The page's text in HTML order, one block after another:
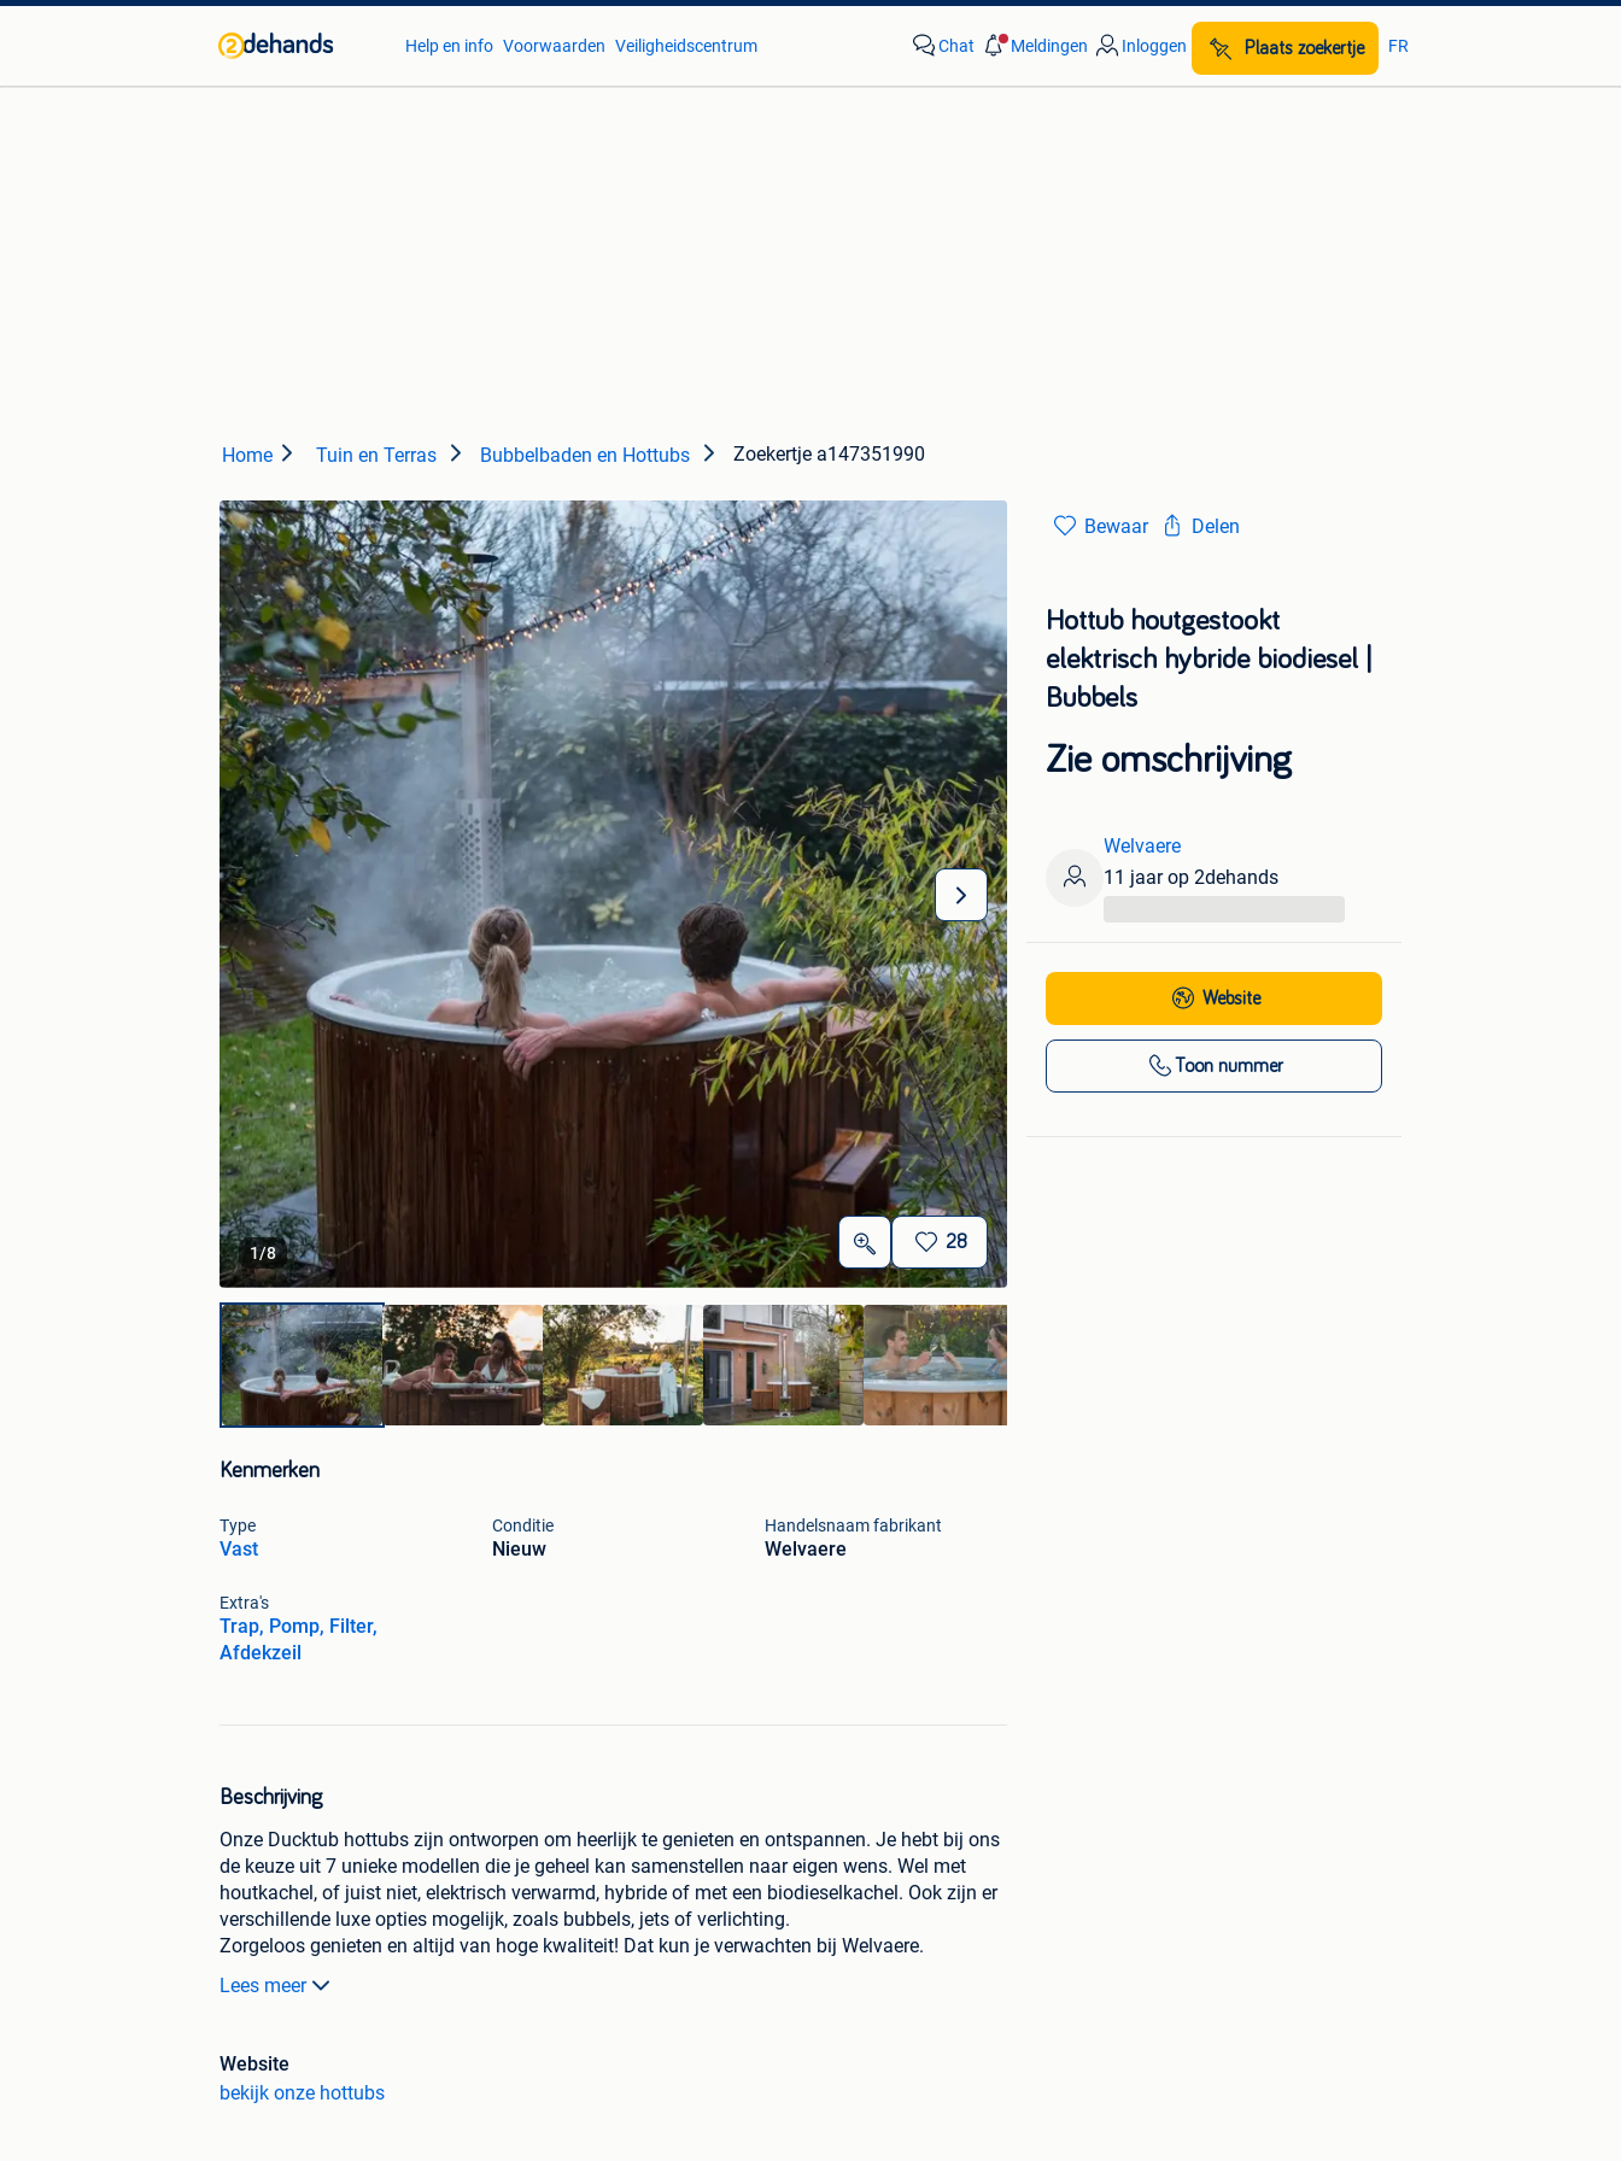
Help en info Voorwaarden Veiligheidscentrum Chat Meldingen Inloggen Plaats zoekertje FR
Home Tuin en Terras Bubbelbaden en Hottubs Zoekertje a147351990
1/8
28
Kenmerken
Type
Vast
Conditie
Nieuw
Handelsnaam fabrikant
Welvaere
Extra's
Trap, Pomp, Filter,
Afdekzeil
Beschrijving
Onze Ducktub hottubs zijn ontworpen om heerlijk te genieten en ontspannen. Je hebt bij ons
de keuze uit 7 unieke modellen die je geheel kan samenstellen naar eigen wens. Wel met
houtkachel, of juist niet, elektrisch verwarmd, hybride of met een biodieselkachel. Ook zijn er
verschillende luxe opties mogelijk, zoals bubbels, jets of verlichting.
Zorgeloos genieten en altijd van hoge kwaliteit! Dat kun je verwachten bij Welvaere.
Een Nederlands product met Nederlandse kwaliteits standaarden
Wij ontwerpen, maken, en controleren onze producten zelf, wat resulteert in de hoogste
jouw droom hottub.
alleen van een prachtige tuinaanvulling, maar ook van uitmuntende technische kwaliteit.
Lees meer
Website
bekijk onze hottubs
Bewaar Delen
Hottub houtgestookt
elektrisch hybride biodiesel |
Bubbels
Zie omschrijving
Welvaere
11 jaar op 2dehands
Website
Toon nummer